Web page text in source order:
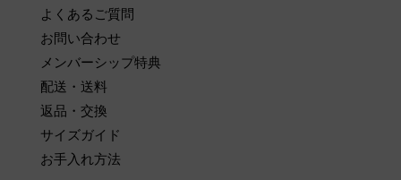
よくあるご質問
お問い合わせ
メンバーシップ特典
配送・送料
返品・交換
サイズガイド
お手入れ方法